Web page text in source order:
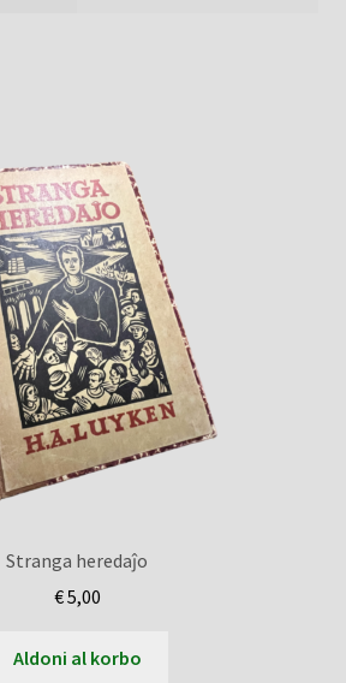
Stranga heredaĵo
€5,00
Aldoni al korbo